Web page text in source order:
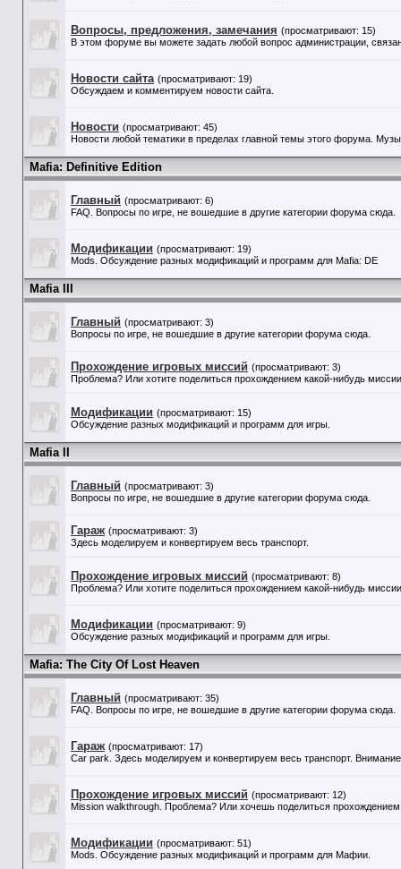
Вопросы, предложения, замечания (просматривают: 15)
В этом форуме вы можете задать любой вопрос администрации,
Новости сайта (просматривают: 19)
Обсуждаем и комментируем новости сайта.
Новости (просматривают: 45)
Новости любой тематики в пределах главной темы этого форума.
Mafia: Definitive Edition
Главный (просматривают: 6)
FAQ. Вопросы по игре, не вошедшие в другие категории форума сюда.
Модификации (просматривают: 19)
Mods. Обсуждение разных модификаций и программ для Mafia: DE
Mafia III
Главный (просматривают: 3)
Вопросы по игре, не вошедшие в другие категории форума сюда.
Прохождение игровых миссий (просматривают: 3)
Проблема? Или хотите поделиться прохождением какой-нибудь
Модификации (просматривают: 15)
Обсуждение разных модификаций и программ для игры.
Mafia II
Главный (просматривают: 3)
Вопросы по игре, не вошедшие в другие категории форума сюда.
Гараж (просматривают: 3)
Здесь моделируем и конвертируем весь транспорт.
Прохождение игровых миссий (просматривают: 8)
Проблема? Или хотите поделиться прохождением какой-нибудь
Модификации (просматривают: 9)
Обсуждение разных модификаций и программ для игры.
Mafia: The City Of Lost Heaven
Главный (просматривают: 35)
FAQ. Вопросы по игре, не вошедшие в другие категории форума сюда.
Гараж (просматривают: 17)
Car park. Здесь моделируем и конвертируем весь транспорт.
Прохождение игровых миссий (просматривают: 12)
Mission walkthrough. Проблема? Или хочешь поделиться прохождением
Модификации (просматривают: 51)
Mods. Обсуждение разных модификаций и программ для Мафии.